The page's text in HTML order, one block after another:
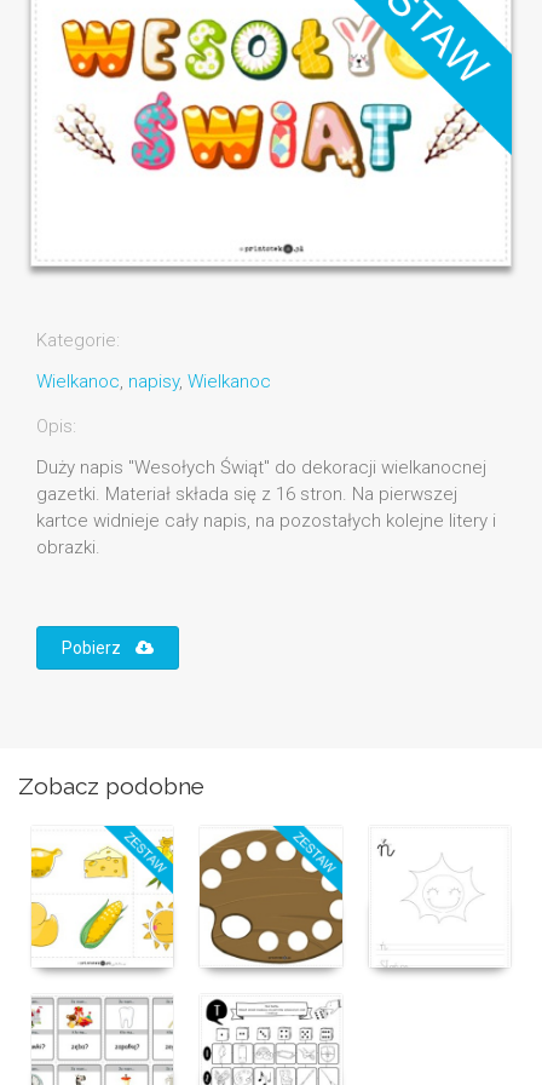
Kategorie:
Wielkanoc, napisy, Wielkanoc
Opis:
Duży napis "Wesołych Świąt" do dekoracji wielkanocnej
gazetki. Materiał składa się z 16 stron. Na pierwszej
kartce widnieje cały napis, na pozostałych kolejne litery i
obrazki.
Pobierz
Zobacz podobne